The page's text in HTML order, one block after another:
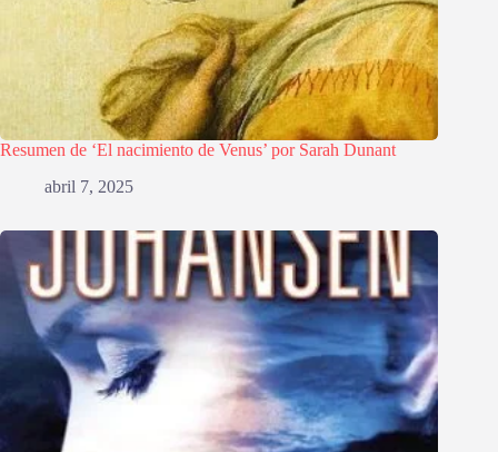
Resumen de ‘El nacimiento de Venus’ por Sarah Dunant
abril 7, 2025